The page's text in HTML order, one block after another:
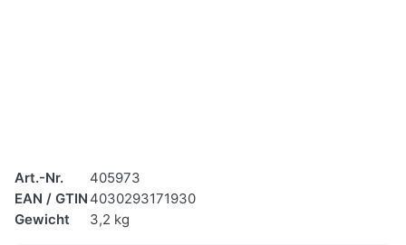
Art.-Nr.
405973
EAN / GTIN 4030293171930
Gewicht
3,2 kg